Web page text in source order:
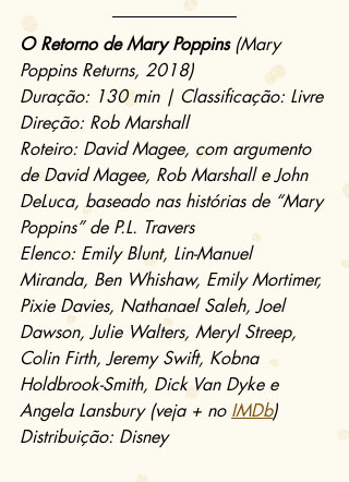
O Retorno de Mary Poppins (Mary
Poppins Returns, 2018)
Duração: 130 min | Classificação: Livre
Direção: Rob Marshall
Roteiro: David Magee, com argumento
de David Magee, Rob Marshall e John
DeLuca, baseado nas histórias de “Mary
Poppins” de P.L. Travers
Elenco: Emily Blunt, Lin-Manuel
Miranda, Ben Whishaw, Emily Mortimer,
Pixie Davies, Nathanael Saleh, Joel
Dawson, Julie Walters, Meryl Streep,
Colin Firth, Jeremy Swift, Kobna
Holdbrook-Smith, Dick Van Dyke e
Angela Lansbury (veja + no IMDb)
Distribuição: Disney